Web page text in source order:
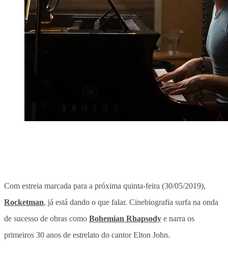
Com estreia marcada para a próxima quinta-feira (30/05/2019),
Rocketman, já está dando o que falar. Cinebiografia surfa na onda
de sucesso de obras como Bohemian Rhapsody e narra os
primeiros 30 anos de estrelato do cantor Elton John.